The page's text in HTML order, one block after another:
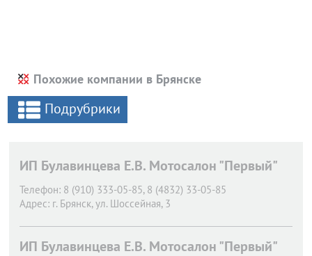
Похожие компании в Брянске
Подрубрики
ИП Булавинцева Е.В. Мотосалон "Первый"
Телефон: 8 (910) 333-05-85, 8 (4832) 33-05-85
Адрес: г. Брянск, ул. Шоссейная, 3
ИП Булавинцева Е.В. Мотосалон "Первый"